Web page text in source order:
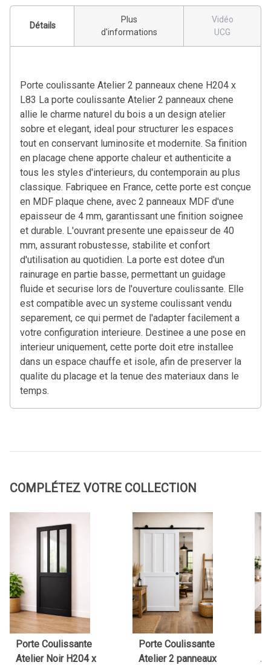
Détails
Plus
d'informations
Vidéo
UCG
Porte coulissante Atelier 2 panneaux chene H204 x
L83 La porte coulissante Atelier 2 panneaux chene
allie le charme naturel du bois a un design atelier
sobre et elegant, ideal pour structurer les espaces
tout en conservant luminosite et modernite. Sa finition
en placage chene apporte chaleur et authenticite a
tous les styles d'interieurs, du contemporain au plus
classique. Fabriquee en France, cette porte est conçue
en MDF plaque chene, avec 2 panneaux MDF d'une
epaisseur de 4 mm, garantissant une finition soignee
et durable. L'ouvrant presente une epaisseur de 40
mm, assurant robustesse, stabilite et confort
d'utilisation au quotidien. La porte est dotee d'un
rainurage en partie basse, permettant un guidage
fluide et securise lors de l'ouverture coulissante. Elle
est compatible avec un systeme coulissant vendu
separement, ce qui permet de l'adapter facilement a
votre configuration interieure. Destinee a une pose en
interieur uniquement, cette porte doit etre installee
dans un espace chauffe et isole, afin de preserver la
qualite du placage et la tenue des materiaux dans le
temps.
COMPLÉTEZ VOTRE COLLECTION
Porte Coulissante
Atelier Noir H204 x
Porte Coulissante
Atelier 2 panneaux